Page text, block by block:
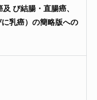
び結腸・直腸癌、
乳癌）の簡略版への